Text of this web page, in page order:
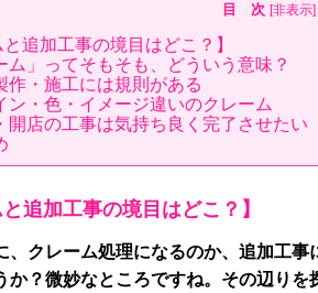
目 次 [非表示]
と追加工事の境目はどこ？】
ム」ってそもそも、どういう意味？
・施工には規則がある
・色・イメージ違いのクレーム
店の工事は気持ち良く完了させたい
と追加工事の境目はどこ？】
、クレーム処理になるのか、追加工
か？微妙なところですね。その辺りを